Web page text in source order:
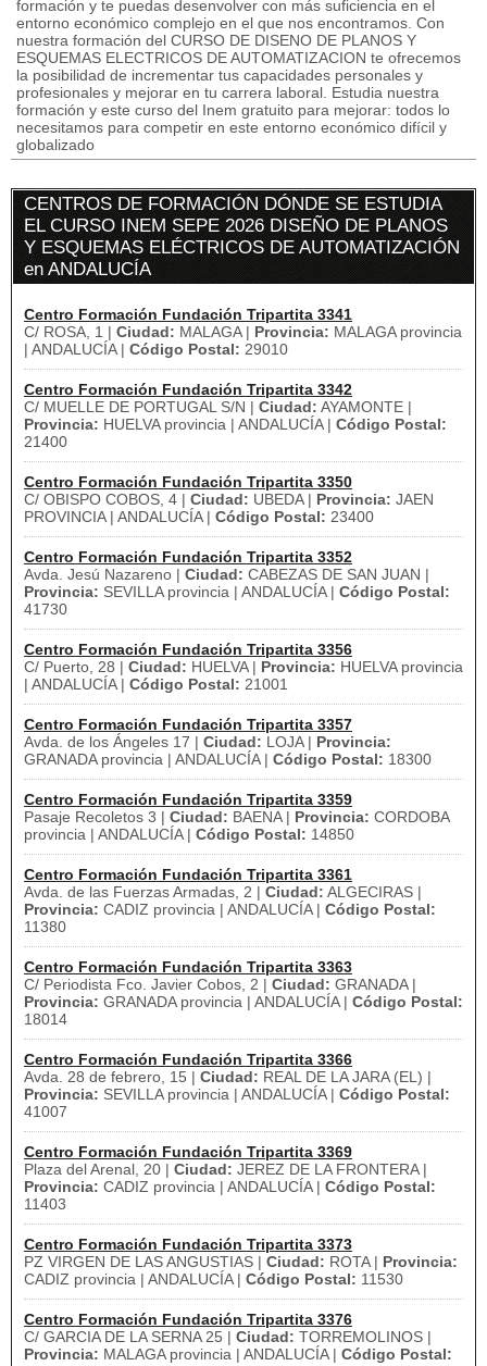
formación y te puedas desenvolver con más suficiencia en el
entorno económico complejo en el que nos encontramos. Con
nuestra formación del CURSO DE DISENO DE PLANOS Y
ESQUEMAS ELECTRICOS DE AUTOMATIZACION te ofrecemos
la posibilidad de incrementar tus capacidades personales y
profesionales y mejorar en tu carrera laboral. Estudia nuestra
formación y este curso del Inem gratuito para mejorar: todos lo
necesitamos para competir en este entorno económico difícil y
globalizado
CENTROS DE FORMACIÓN DÓNDE SE ESTUDIA
EL CURSO INEM SEPE 2026 DISEÑO DE PLANOS
Y ESQUEMAS ELÉCTRICOS DE AUTOMATIZACIÓN
en ANDALUCÍA
Centro Formación Fundación Tripartita 3341
C/ ROSA, 1 | Ciudad: MALAGA | Provincia: MALAGA provincia
| ANDALUCÍA | Código Postal: 29010
Centro Formación Fundación Tripartita 3342
C/ MUELLE DE PORTUGAL S/N | Ciudad: AYAMONTE |
Provincia: HUELVA provincia | ANDALUCÍA | Código Postal:
21400
Centro Formación Fundación Tripartita 3350
C/ OBISPO COBOS, 4 | Ciudad: UBEDA | Provincia: JAEN
PROVINCIA | ANDALUCÍA | Código Postal: 23400
Centro Formación Fundación Tripartita 3352
Avda. Jesú Nazareno | Ciudad: CABEZAS DE SAN JUAN |
Provincia: SEVILLA provincia | ANDALUCÍA | Código Postal:
41730
Centro Formación Fundación Tripartita 3356
C/ Puerto, 28 | Ciudad: HUELVA | Provincia: HUELVA provincia
| ANDALUCÍA | Código Postal: 21001
Centro Formación Fundación Tripartita 3357
Avda. de los Ángeles 17 | Ciudad: LOJA | Provincia:
GRANADA provincia | ANDALUCÍA | Código Postal: 18300
Centro Formación Fundación Tripartita 3359
Pasaje Recoletos 3 | Ciudad: BAENA | Provincia: CORDOBA
provincia | ANDALUCÍA | Código Postal: 14850
Centro Formación Fundación Tripartita 3361
Avda. de las Fuerzas Armadas, 2 | Ciudad: ALGECIRAS |
Provincia: CADIZ provincia | ANDALUCÍA | Código Postal:
11380
Centro Formación Fundación Tripartita 3363
C/ Periodista Fco. Javier Cobos, 2 | Ciudad: GRANADA |
Provincia: GRANADA provincia | ANDALUCÍA | Código Postal:
18014
Centro Formación Fundación Tripartita 3366
Avda. 28 de febrero, 15 | Ciudad: REAL DE LA JARA (EL) |
Provincia: SEVILLA provincia | ANDALUCÍA | Código Postal:
41007
Centro Formación Fundación Tripartita 3369
Plaza del Arenal, 20 | Ciudad: JEREZ DE LA FRONTERA |
Provincia: CADIZ provincia | ANDALUCÍA | Código Postal:
11403
Centro Formación Fundación Tripartita 3373
PZ VIRGEN DE LAS ANGUSTIAS | Ciudad: ROTA | Provincia:
CADIZ provincia | ANDALUCÍA | Código Postal: 11530
Centro Formación Fundación Tripartita 3376
C/ GARCIA DE LA SERNA 25 | Ciudad: TORREMOLINOS |
Provincia: MALAGA provincia | ANDALUCÍA | Código Postal: